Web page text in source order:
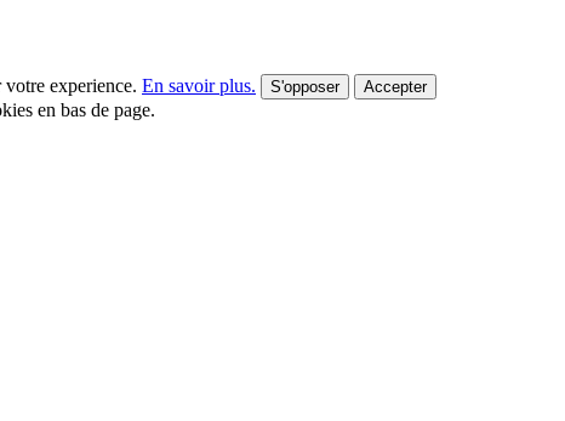
experience. En savoir plus. S'opposer Accepter
en bas de page.